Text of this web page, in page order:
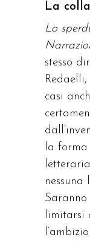
La
Lo
stesso
casi
la
nessuna
limitarsi